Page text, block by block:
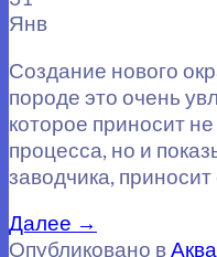
Янв
Создание нового
породе это очень
которое приносит
процесса, но и
заводчика, приносит
Далее →
Опубликовано в